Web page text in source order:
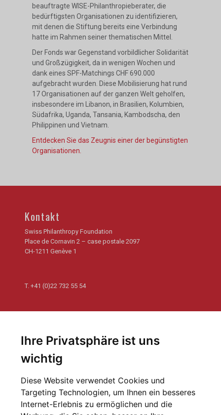
Ihre Privatsphäre ist uns
wichtig
Diese Website verwendet Cookies und
Targeting Technologien, um Ihnen ein besseres
Internet-Erlebnis zu ermöglichen und die
beauftragte WISE-Philanthropieberater, die
bedürftigsten Organisationen zu identifizieren,
mit denen die Stiftung bereits eine Verbindung
hatte im Rahmen seiner thematischen Mittel.
Der Fonds war Gegenstand vorbildlicher Solidarität
und Großzügigkeit, da in wenigen Wochen und
dank eines SPF-Matchings CHF 690.000
aufgebracht wurden. Diese Mobilisierung hat rund
17 Organisationen auf der ganzen Welt geholfen,
insbesondere im Libanon, in Brasilien, Kolumbien,
Südafrika, Uganda, Tansania, Kambodscha, den
Philippinen und Vietnam.
Entdecken Sie das Zeugnis einer der begünstigten
Organisationen.
Kontakt
Swiss Philanthropy Foundation
Place de Cornavin 2 – case postale 2097
CH-1211 Genève 1
T. +41 (0)22 732 55 54
Abonnieren Sie unseren Newsletter und erhalten Sie die
letzten Nachrichten von der Welt der Philanthropie
Zur Anmeldung
Newsletter-Archiv